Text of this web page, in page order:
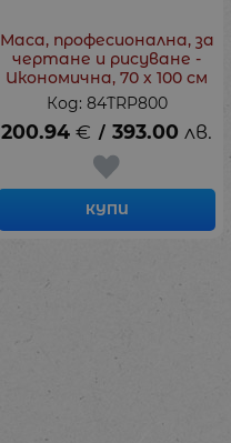
Маса, професионална, за
чертане и рисуване -
Икономична, 70 х 100 см
Код: 84TRP800
200.94 € / 393.00 лв.
КУПИ